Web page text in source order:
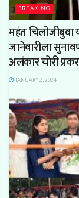
BREAKING
महंत चिलोजीबुवा
जानेवारीला
अलंकार चोरी
JANUARY 2, 2024